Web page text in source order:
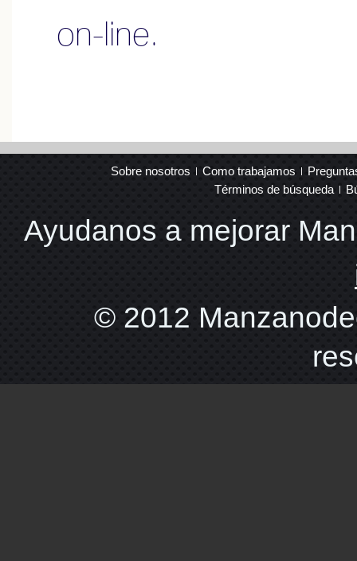
on-line.
Sobre nosotros Como trabajamos
Términos de búsqueda
Ayudanos a mejorar
© 2012